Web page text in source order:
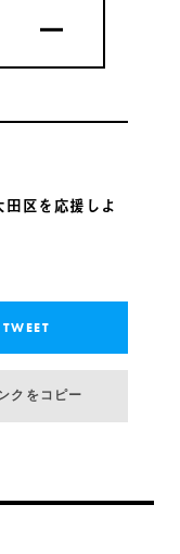
田区を応援しよ
TWEET
クをコピー